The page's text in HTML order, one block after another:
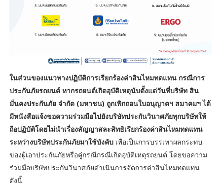
ในส่วนของแนวทางปฏิบัติการเรียกร้องค่าสินไหมทดแทน กรณีการ
ประกันภัยรถยนต์ หากรถยนต์เกิดอุบัติเหตุนับตั้งแต่วันที่บริษัท สิน
มั่นคงประกันภัย จำกัด (มหาชน) ถูกเพิกถอนใบอนุญาตฯ สมาคมฯ ได้
มีหนังสือแจ้งขอความร่วมมือไปยังบริษัทประกันวินาศภัยทุกบริษัทให้
ถือปฏิบัติโดยไม่นำเรื่องสัญญาสละสิทธิเรียกร้องค่าสินไหมทดแทน
ระหว่างบริษัทประกันภัยมาใช้บังคับเพื่อเป็นการบรรเทาผลกระทบ
ของผู้เอาประกันภัยหรือคู่กรณีกรณีเกิดอุบัติเหตุรถยนต์ โดยขอความ
ร่วมมือบริษัทประกันวินาศภัยดำเนินการจัดการค่าสินไหมทดแทน
ดังนี้